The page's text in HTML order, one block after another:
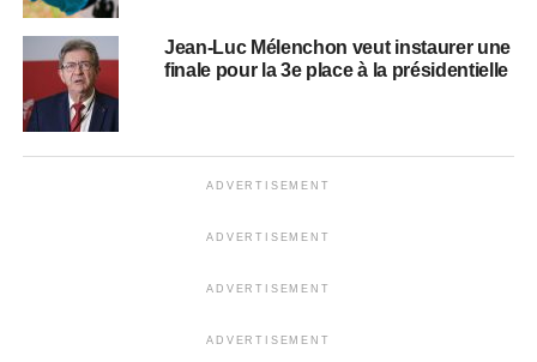
Jean-Luc Mélenchon veut instaurer une
finale pour la 3e place à la présidentielle
ADVERTISEMENT
ADVERTISEMENT
ADVERTISEMENT
ADVERTISEMENT